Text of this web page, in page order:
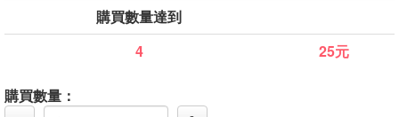
購買數量達到
4
25元
購買數量：